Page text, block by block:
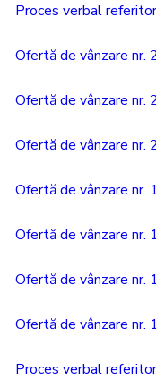
Proces verbal
Ofertă de vânzare
Ofertă de vânzare
Ofertă de vânzare
Ofertă de vânzare
Ofertă de vânzare
Ofertă de vânzare
Ofertă de vânzare
Proces verbal